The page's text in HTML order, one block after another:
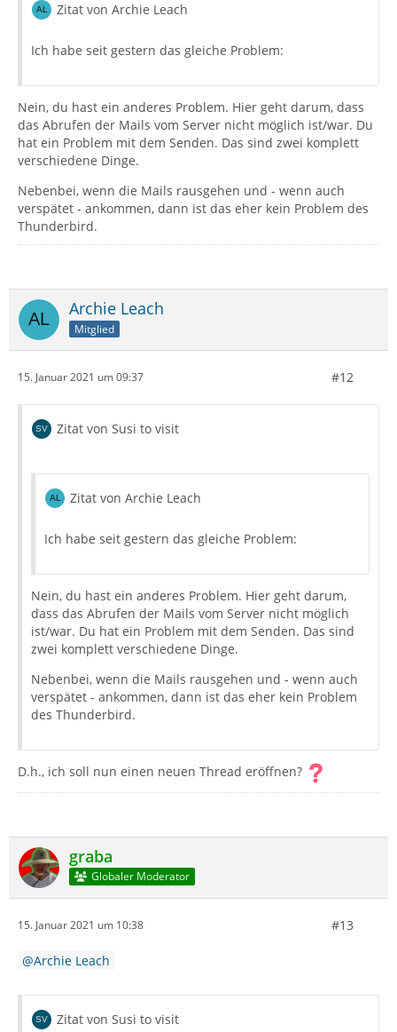
Zitat von Archie Leach
Ich habe seit gestern das gleiche Problem:
Nein, du hast ein anderes Problem. Hier geht darum, dass
das Abrufen der Mails vom Server nicht möglich ist/war. Du
hat ein Problem mit dem Senden. Das sind zwei komplett
verschiedene Dinge.
Nebenbei, wenn die Mails rausgehen und - wenn auch
verspätet - ankommen, dann ist das eher kein Problem des
Thunderbird.
Archie Leach
Mitglied
15. Januar 2021 um 09:37 #12
Zitat von Susi to visit
Zitat von Archie Leach
Ich habe seit gestern das gleiche Problem:
Nein, du hast ein anderes Problem. Hier geht darum,
dass das Abrufen der Mails vom Server nicht möglich
ist/war. Du hat ein Problem mit dem Senden. Das sind
zwei komplett verschiedene Dinge.
Nebenbei, wenn die Mails rausgehen und - wenn auch
verspätet - ankommen, dann ist das eher kein Problem
des Thunderbird.
D.h., ich soll nun einen neuen Thread eröffnen?
graba
Globaler Moderator
15. Januar 2021 um 10:38 #13
Archie Leach
Zitat von Susi to visit